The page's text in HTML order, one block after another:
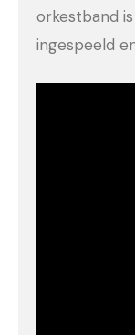
orkestband
ingespeeld